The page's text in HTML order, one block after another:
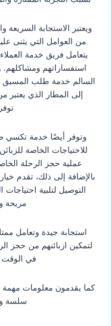
ويعتبر الاستجابة السريعة
من العوامل التي يثنى
يتعامل فريق خدمة
استفساراتهم
السالم خدمة طلب المسبق
إلى المطار الذي يعتبر
وتوفر أيضًا خدمة تكسي
للاحتياجات الخاصة
عملية حجز الرحلة
بالإضافة إلى ذلك، تقدم
التوصيل لتلبية
مريحة
استجابة جيدة وتعامل
لتمكين ازبائنهم من حجز
في الوقت
كما يقدمون معلومات مهمة
سلسة